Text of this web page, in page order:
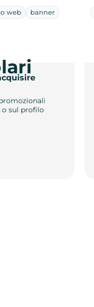
web banner
sul profilo